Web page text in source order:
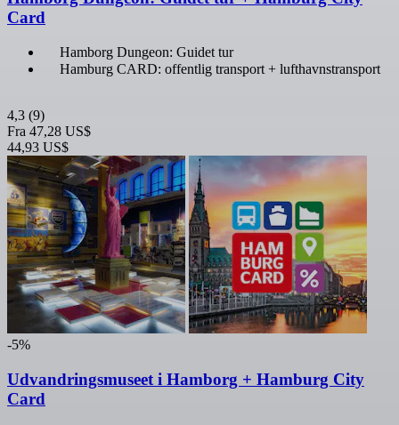
Card
Hamborg Dungeon: Guidet tur
Hamburg CARD: offentlig transport + lufthavnstransport
4,3 (9)
Fra 47,28 US$
44,93 US$
-5%
Udvandringsmuseet i Hamborg + Hamburg City
Card